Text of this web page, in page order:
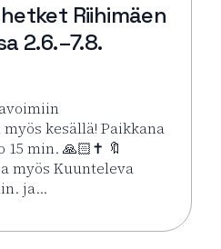
Riihimäen
2.6.–7.8.
kesällä! Paikkana
15 min. 🙏🏻✝️ 🔖
myös Kuunteleva
ja…
Kesän rukoushetket